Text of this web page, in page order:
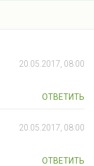
20.05.2017, 08:00
ОТВЕТИТЬ
20.05.2017, 08:00
ОТВЕТИТЬ